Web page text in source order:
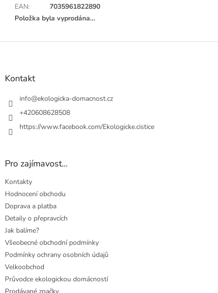
EAN:
7035961822890
Položka byla vyprodána…
Z
Kontakt
info@ekologicka-domacnost.cz
+420608628508
https://www.facebook.com/Ekologicke.cistice
Pro zajímavost...
Kontakty
Hodnocení obchodu
Doprava a platba
Detaily o přepravcích
Jak balíme?
Všeobecné obchodní podmínky
Podmínky ochrany osobních údajů
Velkoobchod
Průvodce ekologickou domácností